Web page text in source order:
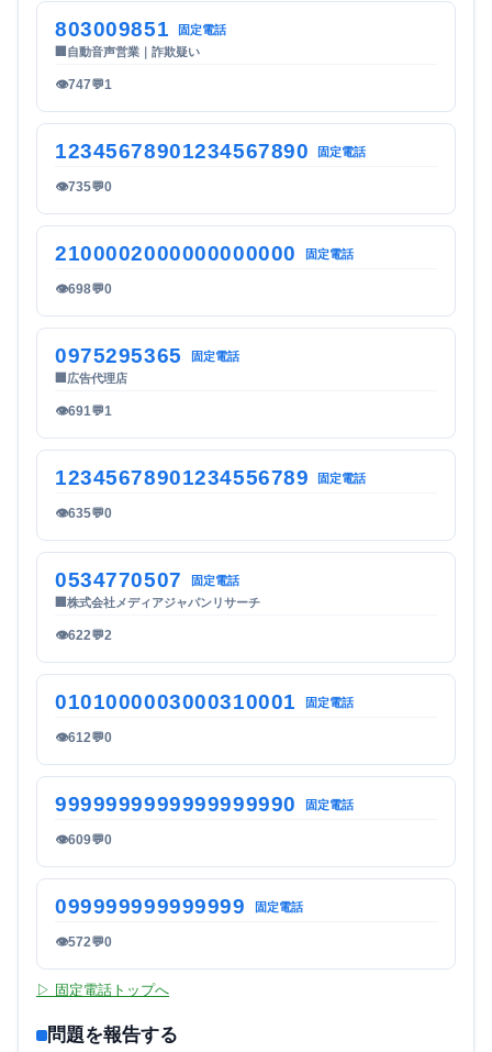
803009851
固定電話
自動音声営業｜詐欺疑い
👁747💬1
12345678901234567890 固定電話
👁735💬0
2100002000000000000 固定電話
👁698💬0
0975295365
固定電話
広告代理店
👁691💬1
12345678901234556789 固定電話
👁635💬0
0534770507
固定電話
株式会社メディアジャパンリサーチ
👁622💬2
0101000003000310001 固定電話
👁612💬0
9999999999999999990 固定電話
👁609💬0
099999999999999 固定電話
👁572💬0
▷ 固定電話トップへ
問題を報告する